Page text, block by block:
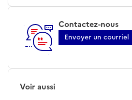
Contactez-nous
Envoyer un courriel
Voir aussi